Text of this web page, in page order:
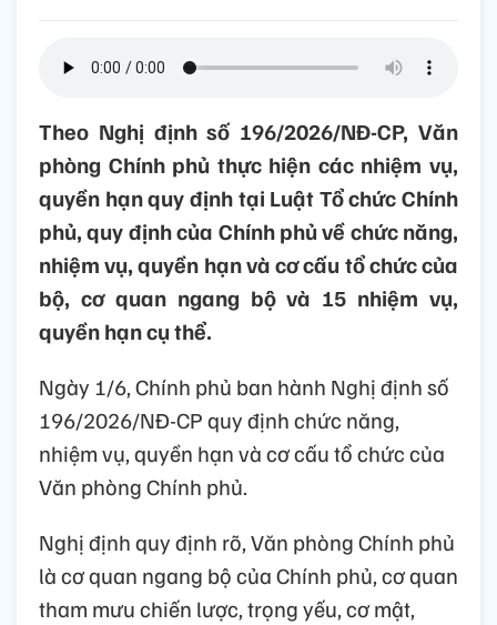
Theo Nghị định số 196/2026/NĐ-CP, Văn
phòng Chính phủ thực hiện các nhiệm vụ,
quyền hạn quy định tại Luật Tổ chức Chính
phủ, quy định của Chính phủ về chức năng,
nhiệm vụ, quyền hạn và cơ cấu tổ chức của
bộ, cơ quan ngang bộ và 15 nhiệm vụ,
quyền hạn cụ thể.
Ngày 1/6, Chính phủ ban hành Nghị định số
196/2026/NĐ-CP quy định chức năng,
nhiệm vụ, quyền hạn và cơ cấu tổ chức của
Văn phòng Chính phủ.
Nghị định quy định rõ, Văn phòng Chính phủ
là cơ quan ngang bộ của Chính phủ, cơ quan
tham mưu chiến lược, trọng yếu, cơ mật,